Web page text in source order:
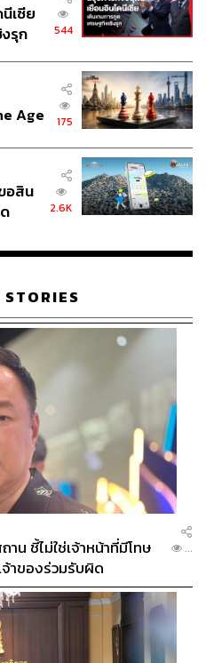
เซีย
รุก
544
Age
175
อสิน
2.6K
น ชี้ไม่ใช่เจ้าหน้าที่มีโทษ
าของร่วมรับผิด
...